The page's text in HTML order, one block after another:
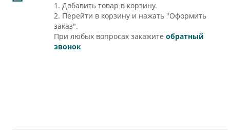
1. Добавить товар в корзину.
2. Перейти в корзину и нажать "Оформить
заказ".
При любых вопросах закажите обратный
звонок